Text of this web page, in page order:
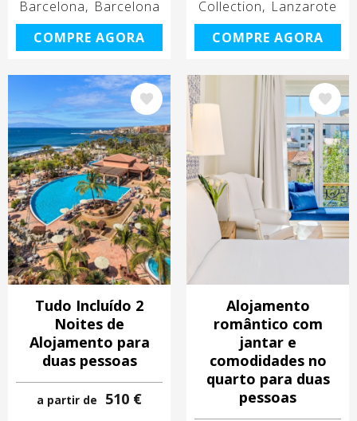
Barcelona
Barcelona
COMPRE AGORA
Collection
Lanzarote
COMPRE AGORA
Imagem
Tudo Incluído 2
Noites de
Alojamento para
duas pessoas
a partir de 510 €
Imagem
Alojamento
romântico com
jantar e
comodidades no
quarto para duas
pessoas